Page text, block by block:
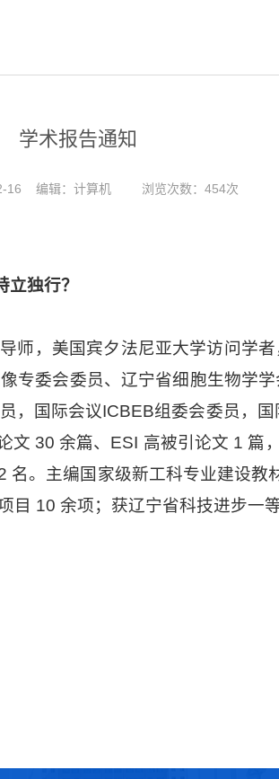
学术报告通知
16 编辑：计算机 浏览次数： 454次
独行？
师，美国宾夕法尼亚大学访问学
专委会委员、辽宁省细胞生物学
，国际会议ICBEB组委会委员，
文 30 余篇、ESI 高被引论文 1 篇
。主编国家级新工科专业建设教
目 10 余项；获辽宁省科技进步一